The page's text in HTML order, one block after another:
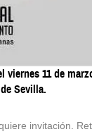
11 de
Sevilla.
invitación.